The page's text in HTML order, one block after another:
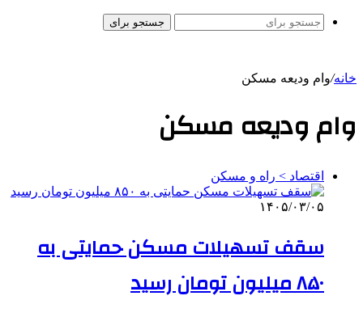
جستجو برای
خانه/وام ودیعه مسکن
وام ودیعه مسکن
اقتصاد > راه و مسکن
۱۴۰۵/۰۳/۰۵
سقف تسهیلات مسکن حمایتی به
۸۵۰ میلیون تومان رسید